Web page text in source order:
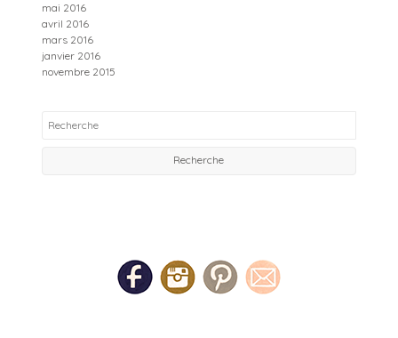
mai 2016
avril 2016
mars 2016
janvier 2016
novembre 2015